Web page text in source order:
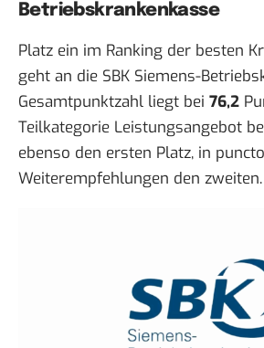
Betriebskrankenkasse
Platz ein im Ranking der besten
geht an die SBK Siemens-
Gesamtpunktzahl liegt bei 76,2
Teilkategorie Leistungsangebot
ebenso den ersten Platz, in puncto
Weiterempfehlungen den zweiten.